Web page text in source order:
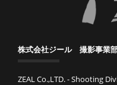
株式会社ジール 撮影事業
ZEAL Co.,LTD. - Shooting